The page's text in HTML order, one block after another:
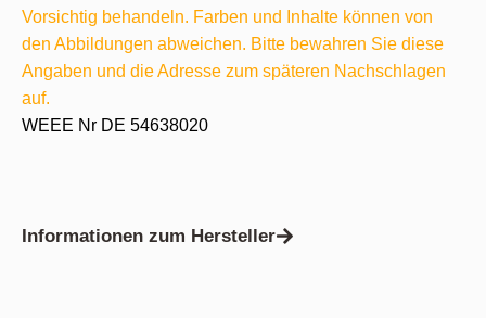
Vorsichtig behandeln. Farben und Inhalte können von
den Abbildungen abweichen. Bitte bewahren Sie diese
Angaben und die Adresse zum späteren Nachschlagen
auf.
WEEE Nr DE 54638020
Informationen zum Hersteller